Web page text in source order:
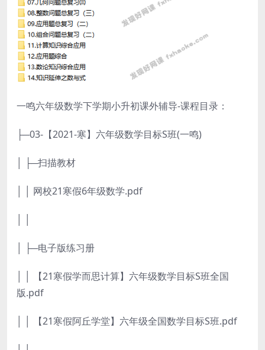
一鸣六年级数学下学期小升初课外辅导-课程目录：
├─03-【2021-寒】六年级数学目标S班(一鸣)
│ ├─扫描教材
│ │ 网校21寒假6年级数学.pdf
│ ├─电子版练习册
│ │ 【21寒假学而思计算】六年级数学目标S班全国
版.pdf
│ │ 【21寒假阿丘学堂】六年级全国数学目标S班.pdf